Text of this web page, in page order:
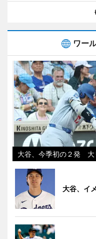
ワー
大谷、今季初の２発 大
大谷、イ